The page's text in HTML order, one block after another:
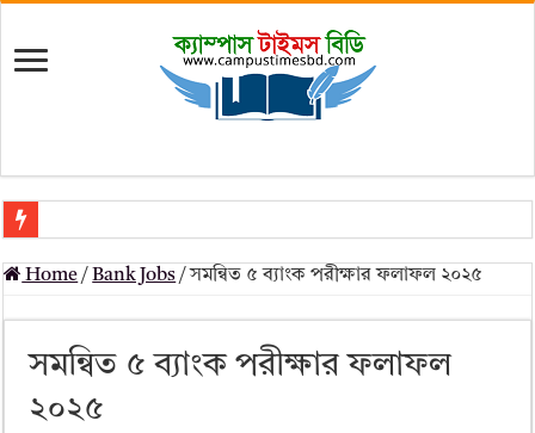
মৎস্য অধিদপ্তর (dof) নিয়োগ বিজ্ঞপ্তি ২০২৬
Primary Assistant Teacher Result 2026 | dpe.gov.bd result
primary viva result 2026 pdf download – dpe viva result
www dpe gov bd result 2026 pdf
Home / Bank Jobs / সমন্বিত ৫ ব্যাংক পরীক্ষার ফলাফল ২০২৫
সমন্বিত ৫ ব্যাংক পরীক্ষার ফলাফল
২০২৫